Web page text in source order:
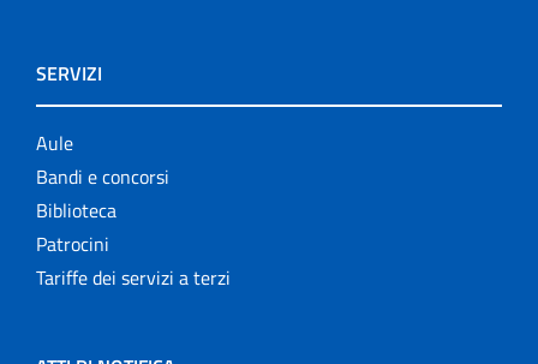
SERVIZI
Aule
Bandi e concorsi
Biblioteca
Patrocini
Tariffe dei servizi a terzi